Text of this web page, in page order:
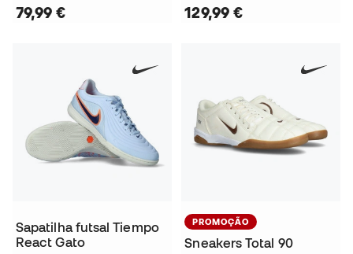
79,99 € 129,99 €
Sapatilha futsal Tiempo
React Gato
PROMOÇÃO
Sneakers Total 90